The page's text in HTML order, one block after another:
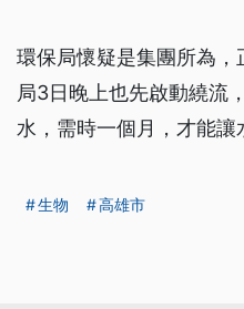
環保局懷疑是集團所為，
局3日晚上也先啟動繞流
水，需時一個月，才能讓
生物 高雄市